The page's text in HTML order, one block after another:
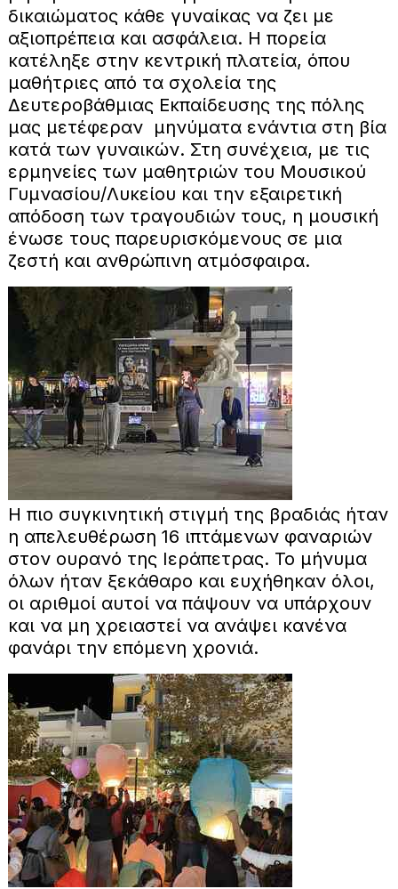
δικαιώματος κάθε γυναίκας να ζει με
αξιοπρέπεια και ασφάλεια. Η πορεία
κατέληξε στην κεντρική πλατεία, όπου
μαθήτριες από τα σχολεία της
Δευτεροβάθμιας Εκπαίδευσης της πόλης
μας μετέφεραν μηνύματα ενάντια στη βία
κατά των γυναικών. Στη συνέχεια, με τις
ερμηνείες των μαθητριών του Μουσικού
Γυμνασίου/Λυκείου και την εξαιρετική
απόδοση των τραγουδιών τους, η μουσική
ένωσε τους παρευρισκόμενους σε μια
ζεστή και ανθρώπινη ατμόσφαιρα.
Η πιο συγκινητική στιγμή της βραδιάς ήταν
η απελευθέρωση 16 ιπτάμενων φαναριών
στον ουρανό της Ιεράπετρας. Το μήνυμα
όλων ήταν ξεκάθαρο και ευχήθηκαν όλοι,
οι αριθμοί αυτοί να πάψουν να υπάρχουν
και να μη χρειαστεί να ανάψει κανένα
φανάρι την επόμενη χρονιά.